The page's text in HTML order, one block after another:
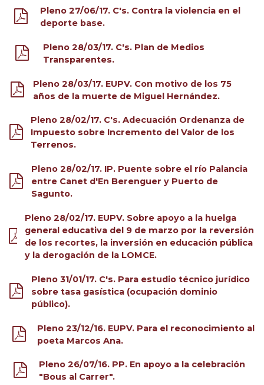
Pleno 27/06/17. C's. Contra la violencia en el
deporte base.
Pleno 28/03/17. C's. Plan de Medios
Transparentes.
Pleno 28/03/17. EUPV. Con motivo de los 75
años de la muerte de Miguel Hernández.
Pleno 28/02/17. C's. Adecuación Ordenanza de
Impuesto sobre Incremento del Valor de los
Terrenos.
Pleno 28/02/17. IP. Puente sobre el río Palancia
entre Canet d'En Berenguer y Puerto de
Sagunto.
Pleno 28/02/17. EUPV. Sobre apoyo a la huelga
general educativa del 9 de marzo por la reversión
de los recortes, la inversión en educación pública
y la derogación de la LOMCE.
Pleno 31/01/17. C's. Para estudio técnico jurídico
sobre tasa gasística (ocupación dominio
público).
Pleno 23/12/16. EUPV. Para el reconocimiento al
poeta Marcos Ana.
Pleno 26/07/16. PP. En apoyo a la celebración
"Bous al Carrer".